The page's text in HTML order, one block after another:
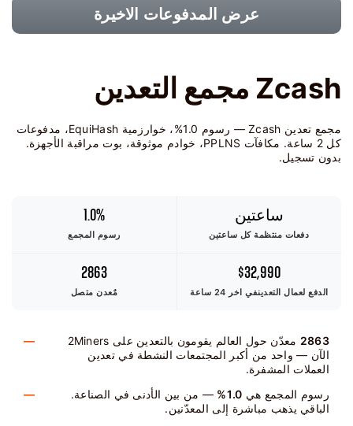
عرض المدفوعات الاخيرة
Zcash مجمع التعدين
مجمع تعدين Zcash — رسوم 1.0%، خوارزمية EquiHash، مدفوعات
كل 2 ساعة. مكافآت PPLNS، خوادم موثوقة، بوت مراقبة الأجهزة.
بدون تسجيل.
ساعتين
دفعات منتظمة كل ساعتين
1.0%
رسوم المجمع
$32,990
الدفع لعمال التعدينفي اخر 24 ساعة
2863
مٌعدن متصل
2863
معدّن حول العالم يقومون بالتعدين على 2Miners
الآن — واحد من أكبر المجتمعات النشطة في تعدين
العملات المشفرة.
رسوم المجمع هي 1.0%
— من بين الأدنى في الصناعة.
الباقي يذهب مباشرة إلى المعدّنين.